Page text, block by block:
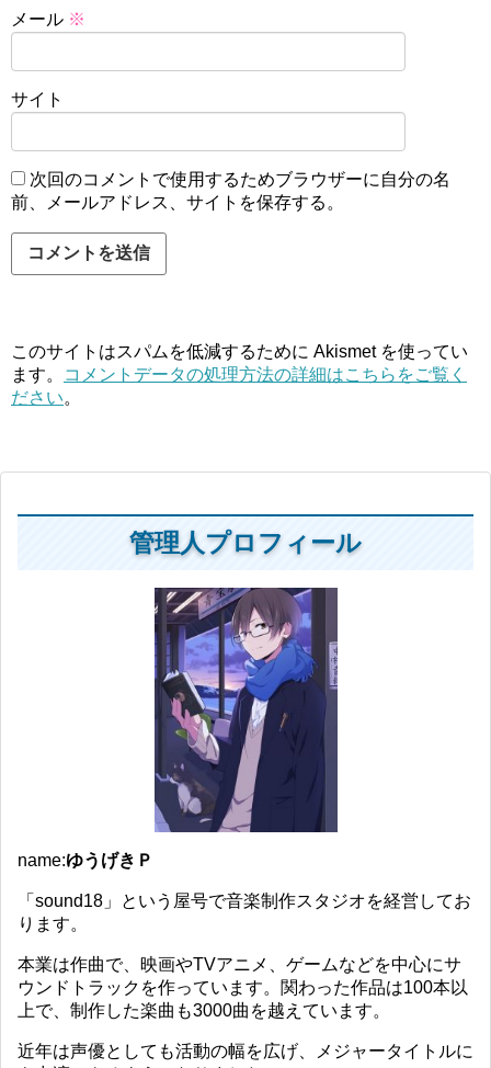
メール ※
サイト
次回のコメントで使用するためブラウザーに自分の名
前、メールアドレス、サイトを保存する。
このサイトはスパムを低減するために Akismet を使ってい
ます。
コメントデータの処理方法の詳細はこちらをご覧く
ださい。
管理人プロフィール
name:ゆうげきＰ
「sound18」という屋号で音楽制作スタジオを経営してお
ります。
本業は作曲で、映画やTVアニメ、ゲームなどを中心にサ
ウンドトラックを作っています。関わった作品は100本以
上で、制作した楽曲も3000曲を越えています。
近年は声優としても活動の幅を広げ、メジャータイトルに